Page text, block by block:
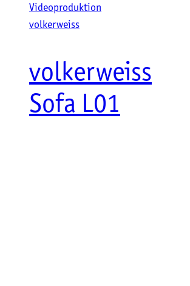
Videoproduktion
volkerweiss
volkerweiss
Sofa L01